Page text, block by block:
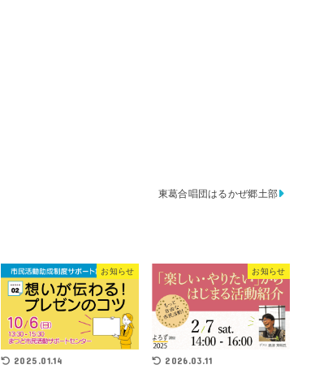
東葛合唱団はるかぜ郷土部
お知らせ
2025.01.14
お知らせ
2026.03.11